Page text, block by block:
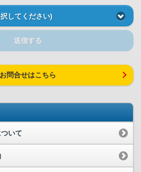
してください)
送信する
お問合せはこちら
いて